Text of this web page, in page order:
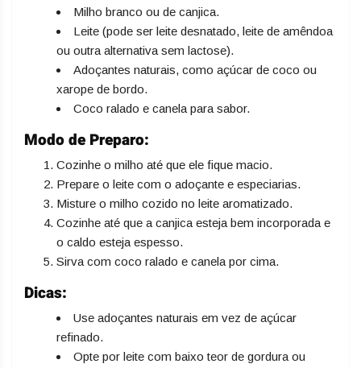
Milho branco ou de canjica.
Leite (pode ser leite desnatado, leite de amêndoa
ou outra alternativa sem lactose).
Adoçantes naturais, como açúcar de coco ou
xarope de bordo.
Coco ralado e canela para sabor.
Modo de Preparo:
Cozinhe o milho até que ele fique macio.
Prepare o leite com o adoçante e especiarias.
Misture o milho cozido no leite aromatizado.
Cozinhe até que a canjica esteja bem incorporada e
o caldo esteja espesso.
Sirva com coco ralado e canela por cima.
Dicas:
Use adoçantes naturais em vez de açúcar
refinado.
Opte por leite com baixo teor de gordura ou